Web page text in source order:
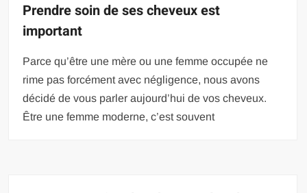
Prendre soin de ses cheveux est
important
Parce qu’être une mère ou une femme occupée ne
rime pas forcément avec négligence, nous avons
décidé de vous parler aujourd’hui de vos cheveux.
Être une femme moderne, c’est souvent